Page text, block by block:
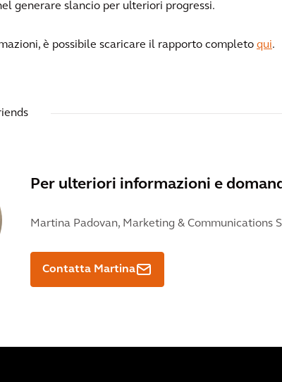
generare slancio per ulteriori progressi.
è possibile scaricare il rapporto completo qui.
Per ulteriori informazioni e
Martina Padovan, Marketing & Communications
Contatta Martina